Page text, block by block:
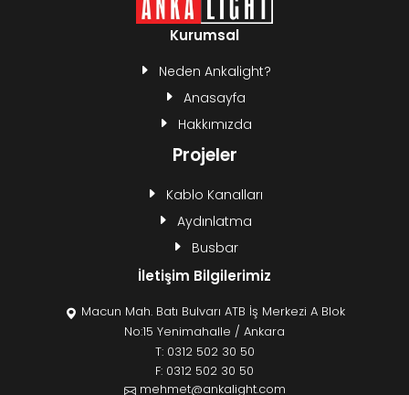
Kurumsal
Neden Ankalight?
Anasayfa
Hakkımızda
Projeler
Kablo Kanalları
Aydınlatma
Busbar
İletişim Bilgilerimiz
Macun Mah. Batı Bulvarı ATB İş Merkezi A Blok
No:15 Yenimahalle / Ankara
T: 0312 502 30 50
F: 0312 502 30 50
mehmet@ankalight.com